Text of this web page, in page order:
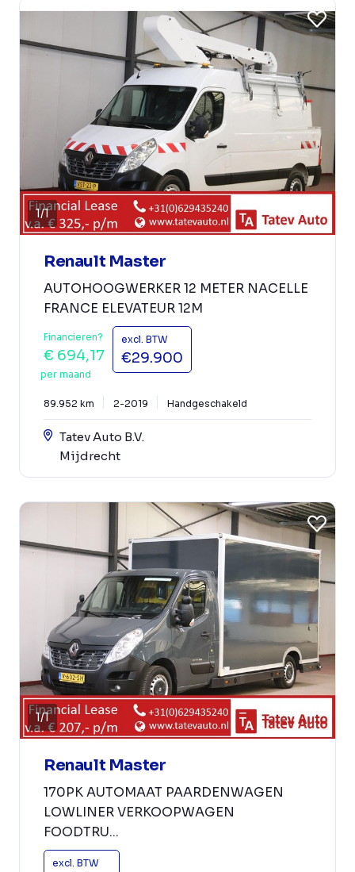
1/1
Renault Master
AUTOHOOGWERKER 12 METER NACELLE
FRANCE ELEVATEUR 12M
Financieren?
€ 694,17
per maand
excl. BTW
€29.900
89.952 km 2-2019 Handgeschakeld
Tatev Auto B.V.
Mijdrecht
1/1
Renault Master
170PK AUTOMAAT PAARDENWAGEN
LOWLINER VERKOOPWAGEN
FOODTRU...
excl. BTW